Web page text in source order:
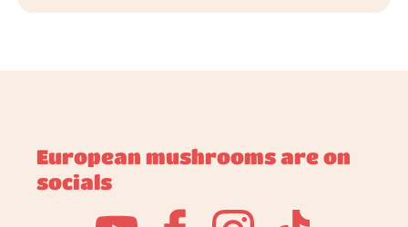
European mushrooms are on
socials